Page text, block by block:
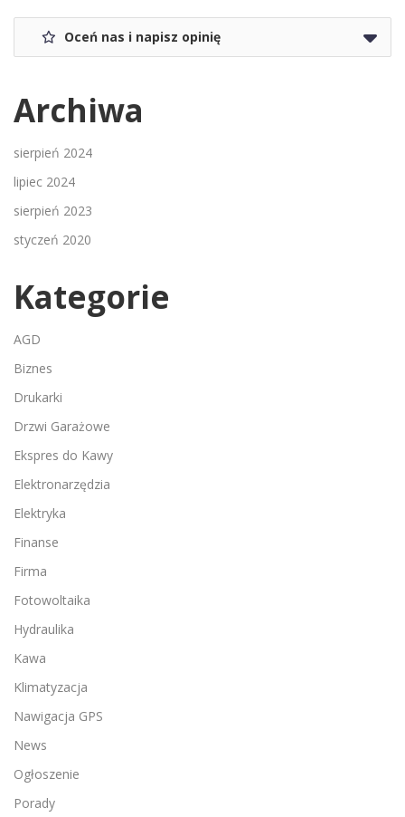
Oceń nas i napisz opinię
Archiwa
sierpień 2024
lipiec 2024
sierpień 2023
styczeń 2020
Kategorie
AGD
Biznes
Drukarki
Drzwi Garażowe
Ekspres do Kawy
Elektronarzędzia
Elektryka
Finanse
Firma
Fotowoltaika
Hydraulika
Kawa
Klimatyzacja
Nawigacja GPS
News
Ogłoszenie
Porady